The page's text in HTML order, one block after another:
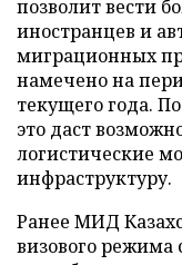
позволит вести
иностранцев и
миграционных
намечено на
текущего года.
это даст
логистические
инфраструктуру.
Ранее МИД
визового режима